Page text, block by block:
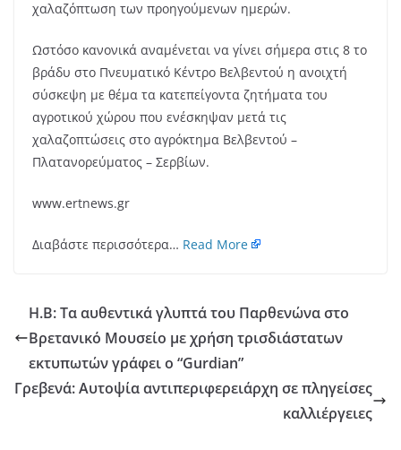
χαλαζόπτωση των προηγούμενων ημερών.
Ωστόσο κανονικά αναμένεται να γίνει σήμερα στις 8 το
βράδυ στο Πνευματικό Κέντρο Βελβεντού η ανοιχτή
σύσκεψη με θέμα τα κατεπείγοντα ζητήματα του
αγροτικού χώρου που ενέσκηψαν μετά τις
χαλαζοπτώσεις στο αγρόκτημα Βελβεντού –
Πλατανορεύματος – Σερβίων.
www.ertnews.gr
Διαβάστε περισσότερα… Read More
Η.Β: Τα αυθεντικά γλυπτά του Παρθενώνα στο
Bρετανικό Μουσείο με χρήση τρισδιάστατων
εκτυπωτών γράφει ο “Gurdian”
Γρεβενά: Αυτοψία αντιπεριφερειάρχη σε πληγείσες
καλλιέργειες